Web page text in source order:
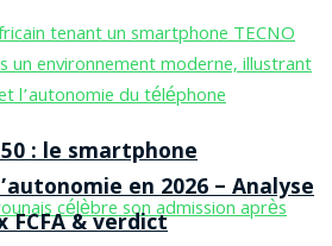
: le smartphone
en 2026 – Analyse
& verdict